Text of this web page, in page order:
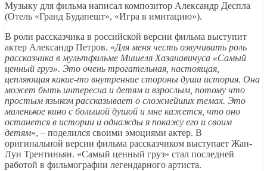
Музыку для фильма написал композитор Александр Деспла
(Отель «Гранд Будапешт», «Игра в имитацию»).
В роли рассказчика в российской версии фильма выступит
актер Александр Петров. «Для меня честь озвучивать роль
рассказчика в мультфильме Мишеля Хазанавичуса «Самый
ценный груз». Это очень трогательная, настоящая,
цепляющая какие-то внутренние стороны души история. Она
может быть интересна и детям и взрослым, потому что
простым языком рассказывает о сложнейших темах. Это
маленькое кино с большой душой и мне кажется, что оно
останется в истории и однажды я покажу его и своим
детям», – поделился своими эмоциями актер. В
оригинальной версии фильма рассказчиком выступает Жан-
Луи Трентиньян. «Самый ценный груз» стал последней
работой в фильмографии легендарного артиста.